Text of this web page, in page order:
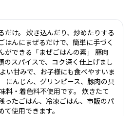
だけ。 炊き込んだり、炒めたりする
はんにまぜるだけで、簡単に手づく
ができる「まぜごはんの素」 豚肉
のスパイスで、コク深く仕上げまし
い甘みで、お子様にも食べやすいま
にんじん、グリンピース、豚肉の具
料・着色料不使用です。 炊きたて
ったごはん、冷凍ごはん、市販のパ
使用できます。